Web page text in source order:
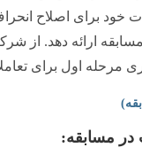
خود برای اصلاح
مسابقه ارائه دهد.
مرحله اول برای
در مسابقه: